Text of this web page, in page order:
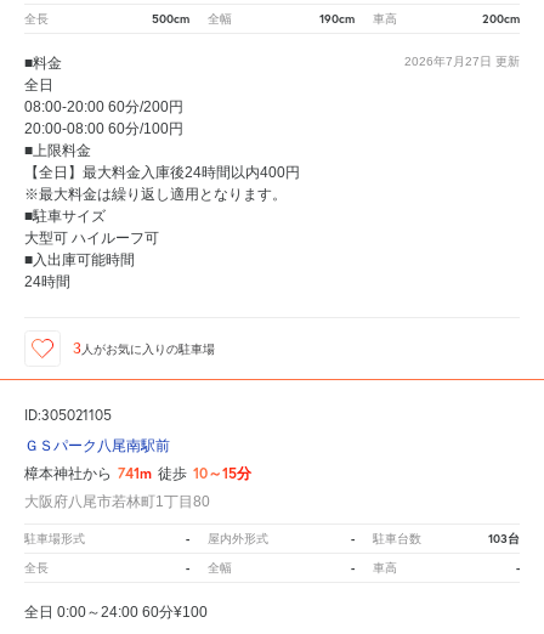
全長 500cm 全幅 190cm 車高 200cm
2026年7月27日 更新
■料金
全日
08:00-20:00 60分/200円
20:00-08:00 60分/100円
■上限料金
【全日】最大料金入庫後24時間以内400円
※最大料金は繰り返し適用となります。
■駐車サイズ
大型可 ハイルーフ可
■入出庫可能時間
24時間
3人がお気に入りの駐車場
ID:305021105
ＧＳパーク八尾南駅前
樟本神社から 741m 徒歩 10～15分
大阪府八尾市若林町1丁目80
駐車場形式 - 屋内外形式 - 駐車台数 103台
全長 - 全幅 - 車高 -
全日 0:00～24:00 60分¥100